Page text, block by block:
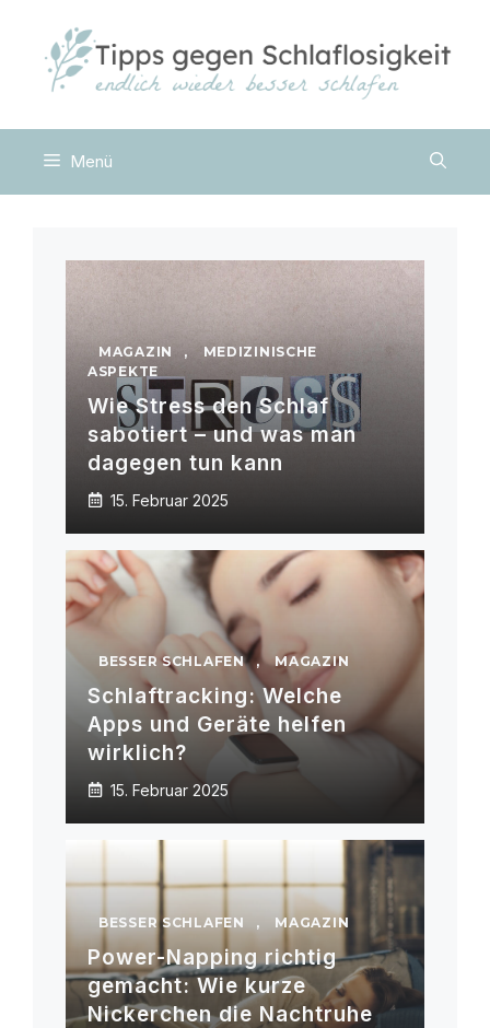
springen
Menü
MAGAZIN ,
MEDIZINISCHE
ASPEKTE
Wie Stress den Schlaf
sabotiert – und was man
dagegen tun kann
15. Februar 2025
BESSER SCHLAFEN , MAGAZIN
Schlaftracking: Welche
Apps und Geräte helfen
wirklich?
15. Februar 2025
BESSER SCHLAFEN , MAGAZIN
Power-Napping richtig
gemacht: Wie kurze
Nickerchen die Nachtruhe